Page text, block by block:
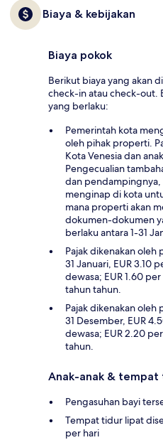
Biaya & kebijakan
Biaya pokok
Berikut biaya yang akan
check-in atau check-out.
yang berlaku:
Pemerintah kota
oleh pihak properti.
Kota Venesia dan
Pengecualian
dan
menginap di kota
mana properti akan
dokumen-dokumen
berlaku antara 1-31
Pajak dikenakan oleh
31 Januari, EUR 3.10
dewasa; EUR 1.60
tahun tahun.
Pajak dikenakan oleh
31 Desember, EUR
dewasa; EUR 2.20
tahun.
Anak-anak & tempat
Pengasuhan bayi
Tempat tidur lipat
per hari